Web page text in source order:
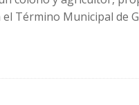
el Término Municipal de